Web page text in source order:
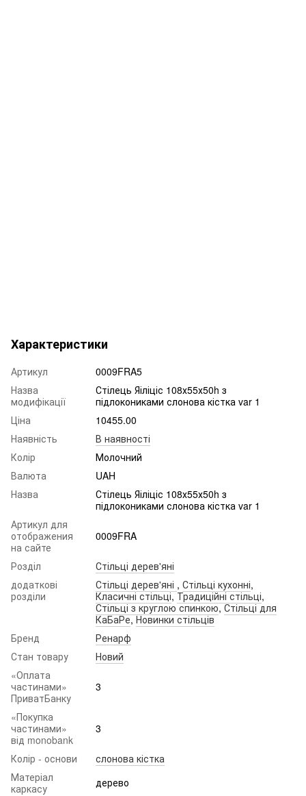
Характеристики
Артикул
0009FRA5
Назва
модифікації
Стілець Яіліціс 108х55х50h з
підлокониками слонова кістка var 1
Ціна
10455.00
Наявність
В наявності
Колір
Молочний
Валюта
UAH
Назва
Стілець Яіліціс 108х55х50h з
підлокониками слонова кістка var 1
Артикул для
отображения
на сайте
0009FRA
Розділ
Стільці дерев'яні
додаткові
розділи
Стільці дерев'яні , Стільці кухонні,
Класичні стільці,Традиційні стільці,
Стільці з круглою спинкою,Стільці для
КаБаРе,Новинки стільців
Бренд
Ренарф
Стан товару
Новий
«Оплата
частинами»
ПриватБанку
3
«Покупка
частинами»
від monobank
3
Колір - основи
слонова кістка
Матеріал
каркасу
дерево